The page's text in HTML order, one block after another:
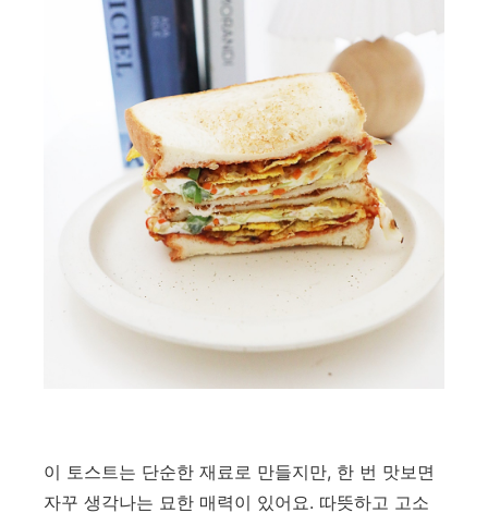
이 토스트는 단순한 재료로 만들지만, 한 번 맛보면
자꾸 생각나는 묘한 매력이 있어요. 따뜻하고 고소